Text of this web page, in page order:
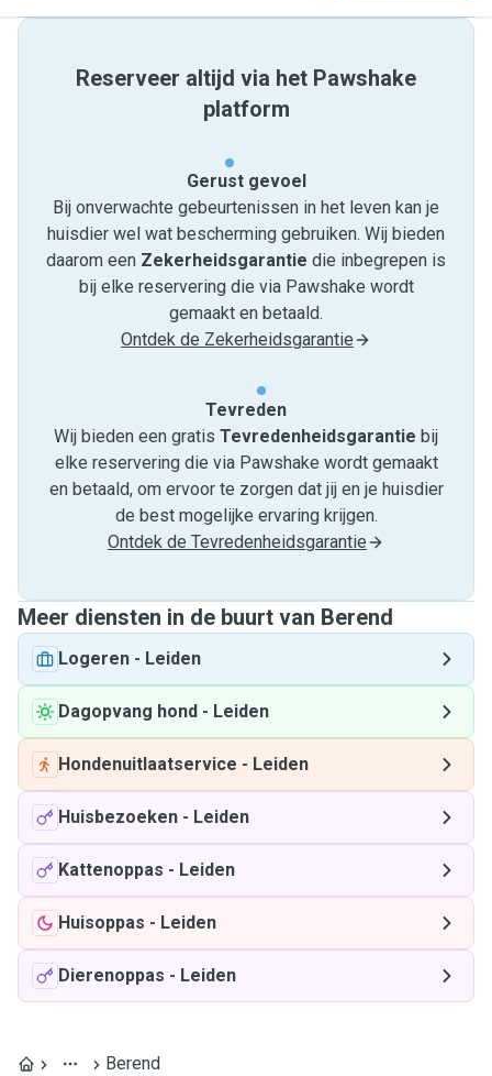
Reserveer altijd via het Pawshake
platform
Gerust gevoel
Bij onverwachte gebeurtenissen in het leven kan je
huisdier wel wat bescherming gebruiken. Wij bieden
daarom een Zekerheidsgarantie die inbegrepen is
bij elke reservering die via Pawshake wordt
gemaakt en betaald.
Ontdek de Zekerheidsgarantie
Tevreden
Wij bieden een gratis Tevredenheids­garantie bij
elke reservering die via Pawshake wordt gemaakt
en betaald, om ervoor te zorgen dat jij en je huisdier
de best mogelijke ervaring krijgen.
Ontdek de Tevredenheidsgarantie
Meer diensten in de buurt van Berend
Logeren - Leiden
Dagopvang hond - Leiden
Hondenuitlaatservice - Leiden
Huisbezoeken - Leiden
Kattenoppas - Leiden
Huisoppas - Leiden
Dierenoppas - Leiden
Berend